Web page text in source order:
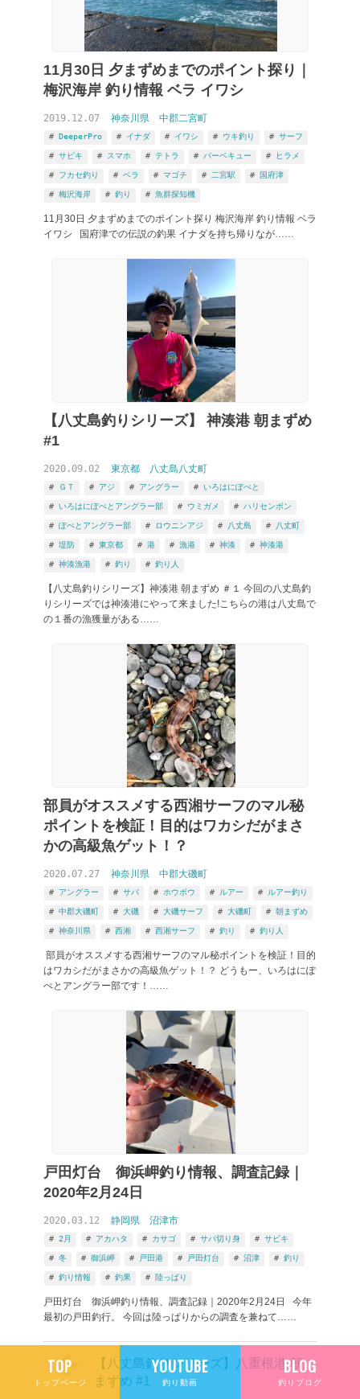
11月30日 夕まずめまでのポイント探り｜
梅沢海岸 釣り情報 ベラ イワシ
2019.12.07 神奈川県 中郡二宮町
DeeperPro イナダ イワシ ウキ釣り サーフ
サビキ スマホ テトラ バーベキュー ヒラメ
フカセ釣り ベラ マゴチ 二宮駅 国府津
梅沢海岸 釣り 魚群探知機
11月30日 夕まずめまでのポイント探り 梅沢海岸 釣り情報 ベラ
イワシ 国府津での伝説の釣果 イナダを持ち帰りなが……
【八丈島釣りシリーズ】 神湊港 朝まずめ
#1
2020.09.02 東京都 八丈島八丈町
ＧＴ アジ アングラー いろはにぽぺと
いろはにぽぺとアングラー部 ウミガメ ハリセンボン
ぽぺとアングラー部 ロウニンアジ 八丈島 八丈町
堤防 東京都 港 漁港 神湊 神湊港
神湊漁港 釣り 釣り人
【八丈島釣りシリーズ】神湊港 朝まずめ ＃１ 今回の八丈島釣
りシリーズでは神湊港にやって来ました!こちらの港は八丈島で
の１番の漁獲量がある……
部員がオススメする西湘サーフのマル秘
ポイントを検証！目的はワカシだがまさ
かの高級魚ゲット！？
2020.07.27 神奈川県 中郡大磯町
アングラー サバ ホウボウ ルアー ルアー釣り
中郡大磯町 大磯 大磯サーフ 大磯町 朝まずめ
神奈川県 西湘 西湘サーフ 釣り 釣り人
部員がオススメする西湘サーフのマル秘ポイントを検証！目的
はワカシだがまさかの高級魚ゲット！？ どうもー、いろはにぽ
ぺとアングラー部です！……
戸田灯台 御浜岬釣り情報、調査記録｜
2020年2月24日
2020.03.12 静岡県 沼津市
2月 アカハタ カサゴ サバ切り身 サビキ
冬 御浜岬 戸田港 戸田灯台 沼津 釣り
釣り情報 釣果 陸っぱり
戸田灯台 御浜岬釣り情報、調査記録｜2020年2月24日 今年
最初の戸田釣行。 今回は陸っぱりからの調査を兼ねて……
【八丈島釣りシリーズ】八重根港 朝
まずめ #1
TOP
トップページ
YOUTUBE
釣り動画
BLOG
釣りブログ